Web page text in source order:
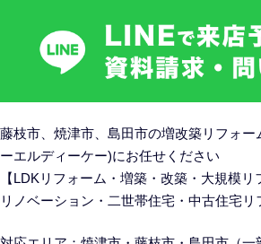
藤枝市、焼津市、島田市の増改築リフォー
ーエルディーケー)にお任せください
【LDKリフォーム・増築・改築・大規模リ
リノベーション・二世帯住宅・中古住宅リ